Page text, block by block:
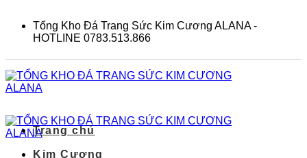
content
Tổng Kho Đá Trang Sức Kim Cương ALANA -
HOTLINE 0783.513.866
Trang chủ
Kim Cương